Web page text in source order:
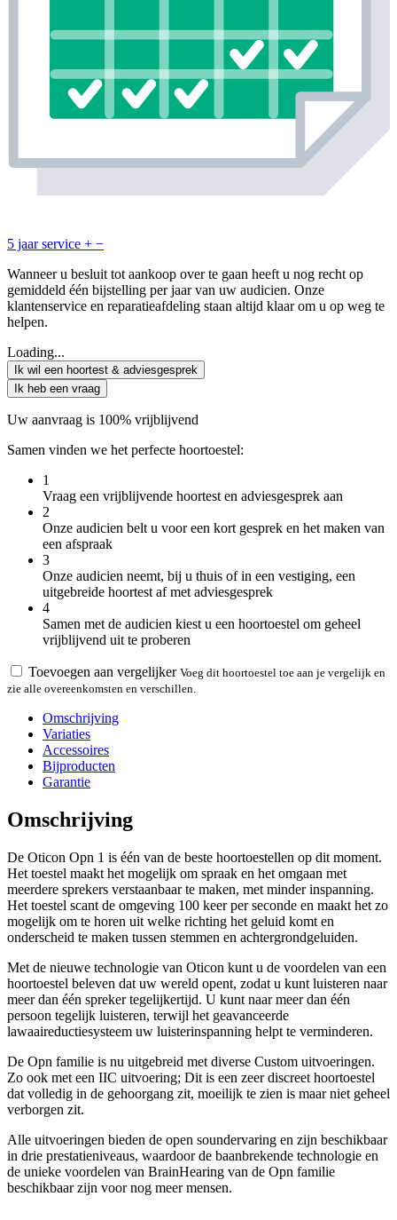
5 jaar service + −
Wanneer u besluit tot aankoop over te gaan heeft u nog recht op
gemiddeld één bijstelling per jaar van uw audicien. Onze
klantenservice en reparatieafdeling staan altijd klaar om u op weg te
helpen.
Loading...
Ik wil een hoortest & adviesgesprek
Ik heb een vraag
Uw aanvraag is 100% vrijblijvend
Samen vinden we het perfecte hoortoestel:
1
Vraag een vrijblijvende hoortest en adviesgesprek aan
2
Onze audicien belt u voor een kort gesprek en het maken van
een afspraak
3
Onze audicien neemt, bij u thuis of in een vestiging, een
uitgebreide hoortest af met adviesgesprek
4
Samen met de audicien kiest u een hoortoestel om geheel
vrijblijvend uit te proberen
Toevoegen aan vergelijker Voeg dit hoortoestel toe aan je vergelijk en
zie alle overeenkomsten en verschillen.
Omschrijving
Variaties
Accessoires
Bijproducten
Garantie
Omschrijving
De Oticon Opn 1 is één van de beste hoortoestellen op dit moment.
Het toestel maakt het mogelijk om spraak en het omgaan met
meerdere sprekers verstaanbaar te maken, met minder inspanning.
Het toestel scant de omgeving 100 keer per seconde en maakt het zo
mogelijk om te horen uit welke richting het geluid komt en
onderscheid te maken tussen stemmen en achtergrondgeluiden.
Met de nieuwe technologie van Oticon kunt u de voordelen van een
hoortoestel beleven dat uw wereld opent, zodat u kunt luisteren naar
meer dan één spreker tegelijkertijd. U kunt naar meer dan één
persoon tegelijk luisteren, terwijl het geavanceerde
lawaaireductiesysteem uw luisterinspanning helpt te verminderen.
De Opn familie is nu uitgebreid met diverse Custom uitvoeringen.
Zo ook met een IIC uitvoering; Dit is een zeer discreet hoortoestel
dat volledig in de gehoorgang zit, moeilijk te zien is maar niet geheel
verborgen zit.
Alle uitvoeringen bieden de open soundervaring en zijn beschikbaar
in drie prestatieniveaus, waardoor de baanbrekende technologie en
de unieke voordelen van BrainHearing van de Opn familie
beschikbaar zijn voor nog meer mensen.